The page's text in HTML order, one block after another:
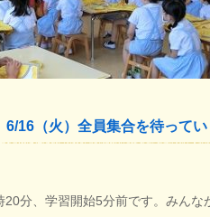
6/16（火）全員集合を待ってい
20分、学習開始5分前です。みんな